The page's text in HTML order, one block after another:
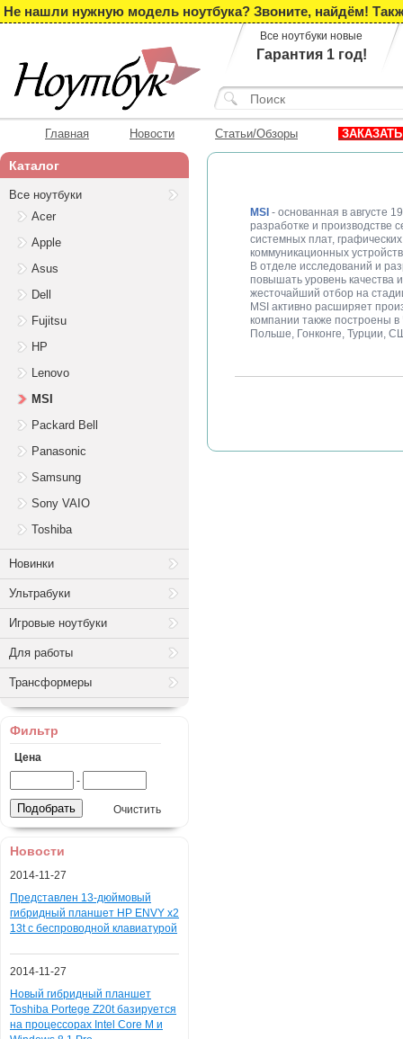
Не нашли нужную модель ноутбука? Звоните, найдём!
Все ноутбуки новые
Гарантия 1 год!
Главная Новости Статьи/Обзоры
Каталог
Все ноутбуки
Acer
Apple
Asus
Dell
Fujitsu
HP
Lenovo
MSI
Packard Bell
Panasonic
Samsung
Sony VAIO
Toshiba
Новинки
Ультрабуки
Игровые ноутбуки
Для работы
Трансформеры
Фильтр
Цена
-
Очистить
Новости
2014-11-27
Представлен 13-дюймовый
гибридный планшет HP ENVY x2
13t с беспроводной клавиатурой
2014-11-27
Новый гибридный планшет
Toshiba Portege Z20t базируется
на процессорах Intel Core M и
MSI - основанная в августе
разработке и производстве
системных плат,
коммуникационных
В отделе исследований и
повышать уровень качества
жесточайший отбор на
MSI активно расширяет
компании также построены
Польше, Гонконге, Турции,